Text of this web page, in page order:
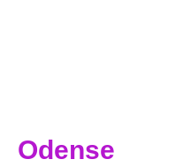
Odense